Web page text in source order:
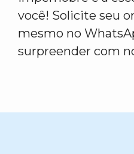
você! Solicite seu
mesmo no
surpreender com